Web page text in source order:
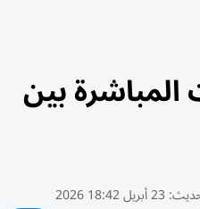
بين
23 أبريل 18:42 2026